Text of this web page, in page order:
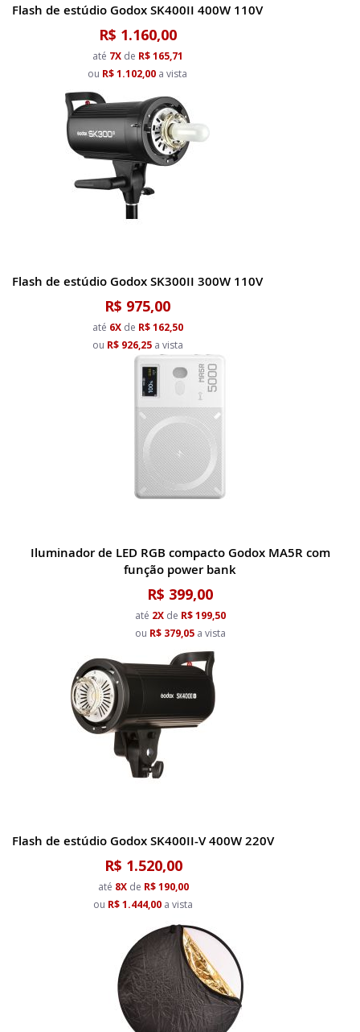
Flash de estúdio Godox SK400II 400W 110V
R$ 1.160,00
até 7Xde R$ 165,71
ou R$ 1.102,00 a vista
Flash de estúdio Godox SK300II 300W 110V
R$ 975,00
até 6Xde R$ 162,50
ou R$ 926,25a vista
Iluminador de LED RGB compacto Godox MA5R com
função power bank
R$ 399,00
até 2Xde R$ 199,50
ou R$ 379,05a vista
Flash de estúdio Godox SK400II-V 400W 220V
R$ 1.520,00
até 8Xde R$ 190,00
ou R$ 1.444,00 a vista